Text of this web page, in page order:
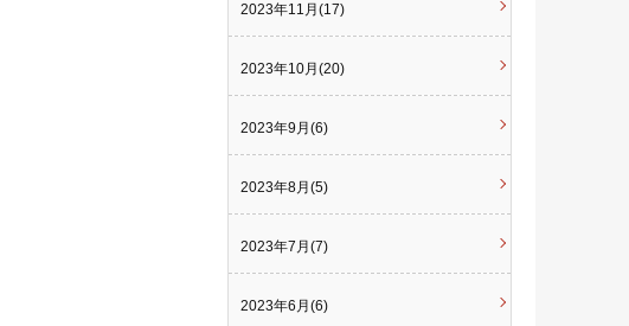
2023年11月(17)
2023年10月(20)
2023年9月(6)
2023年8月(5)
2023年7月(7)
2023年6月(6)